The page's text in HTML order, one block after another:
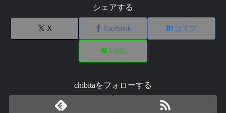
シェアする
X Facebook はてブ
LINE
chibitaをフォローする